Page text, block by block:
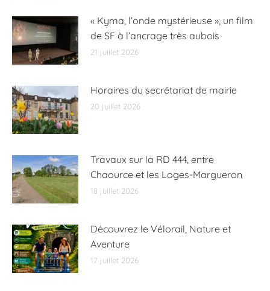
« Kyma, l’onde mystérieuse », un film
de SF à l’ancrage très aubois
21 juillet 2026
Horaires du secrétariat de mairie
20 juillet 2026
Travaux sur la RD 444, entre
Chaource et les Loges-Margueron
18 juillet 2026
Découvrez le Vélorail, Nature et
Aventure
17 juillet 2026